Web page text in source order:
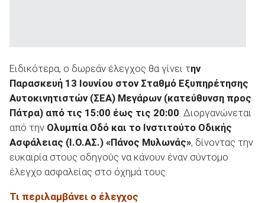
ΑΝΑΖΗΤΗΣΗ
Ειδικότερα, ο δωρεάν έλεγχος θα γίνει την
Παρασκευή 13 Ιουνίου στον Σταθμό Εξυπηρέτησης
Αυτοκινητιστών (ΣΕΑ) Μεγάρων (κατεύθυνση προς
Πάτρα) από τις 15:00 έως τις 20:00. Διοργανώνεται
από την Ολυμπία Οδό και το Ινστιτούτο Οδικής
Ασφάλειας (Ι.Ο.ΑΣ.) «Πάνος Μυλωνάς», δίνοντας την
ευκαιρία στους οδηγούς να κάνουν έναν σύντομο
έλεγχο ασφαλείας στο όχημά τους.
Τι περιλαμβάνει ο έλεγχος